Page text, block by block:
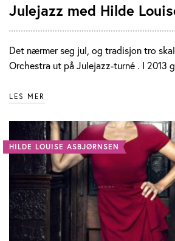
Julejazz med Hilde
Det nærmer seg jul, og tradisjon tro
Orchestra ut på Julejazz-turné . I 2013
LES MER
HILDE LOUISE ASBJØRNSEN